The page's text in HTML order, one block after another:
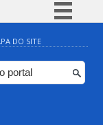
BR
DO SITE